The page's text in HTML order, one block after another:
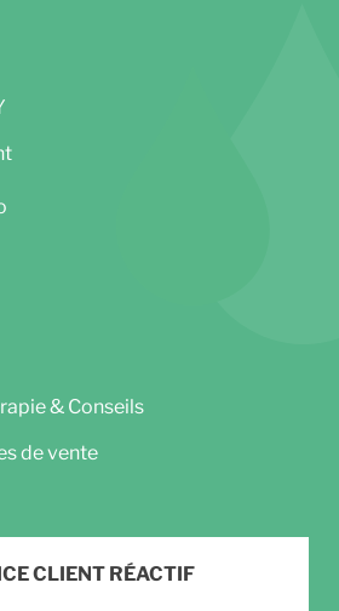
& Conseils
de vente
CLIENT RÉACTIF